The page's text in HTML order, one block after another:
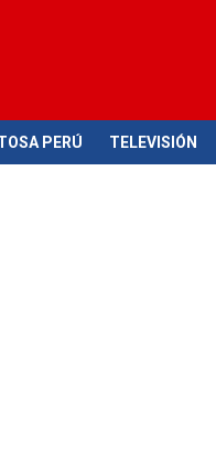
PERÚ TELEVISIÓN